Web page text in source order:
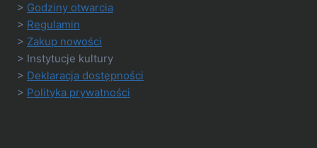
> Godziny otwarcia
> Regulamin
> Zakup nowości
> Instytucje kultury
> Deklaracja dostępności
> Polityka prywatności